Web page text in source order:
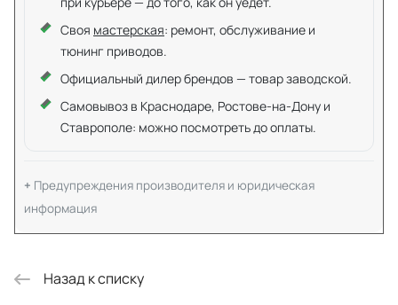
Своя мастерская: ремонт, обслуживание и
тюнинг приводов.
Официальный дилер брендов — товар заводской.
Самовывоз в Краснодаре, Ростове-на-Дону и
Ставрополе: можно посмотреть до оплаты.
Предупреждения производителя и юридическая
информация
Назад к списку